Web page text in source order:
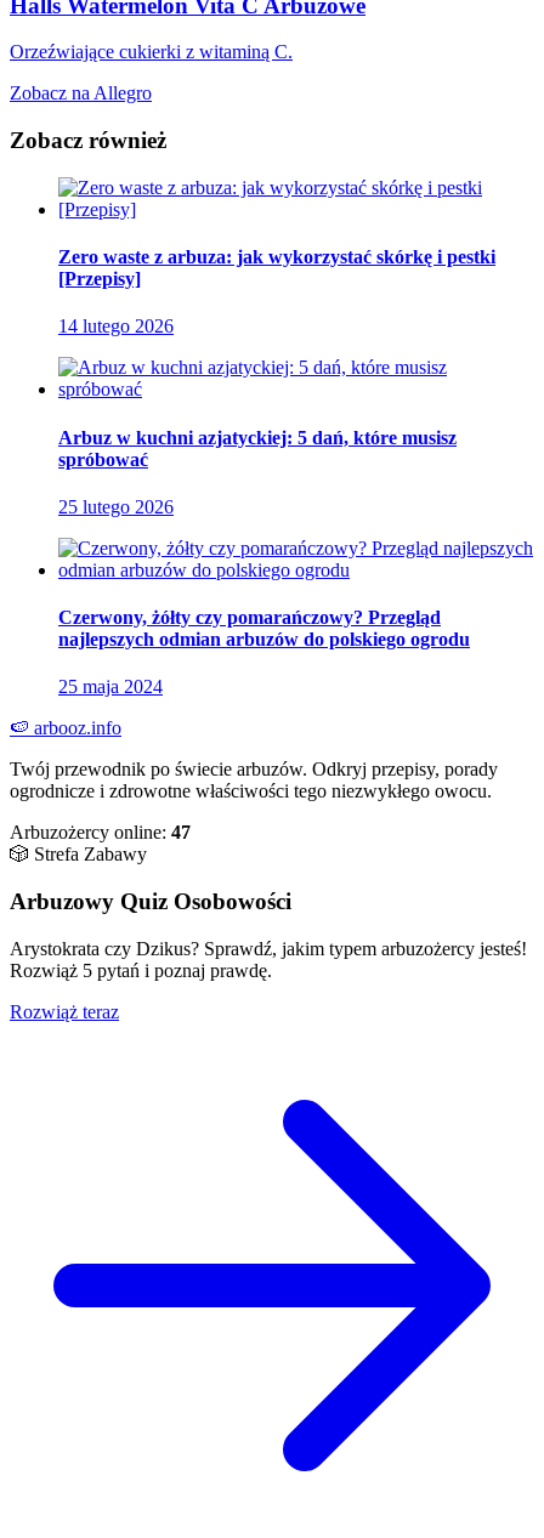
Orzeźwiające cukierki z witaminą C.
Zobacz na Allegro
Zobacz również
Zero waste z arbuza: jak wykorzystać skórkę i pestki
[Przepisy]
14 lutego 2026
Arbuz w kuchni azjatyckiej: 5 dań, które musisz
spróbować
25 lutego 2026
Czerwony, żółty czy pomarańczowy? Przegląd
najlepszych odmian arbuzów do polskiego ogrodu
25 maja 2024
🍉 arbooz.info
Twój przewodnik po świecie arbuzów. Odkryj przepisy, porady
ogrodnicze i zdrowotne właściwości tego niezwykłego owocu.
Arbuzożercy online: 47
🎲 Strefa Zabawy
Arbuzowy Quiz Osobowości
Arystokrata czy Dzikus? Sprawdź, jakim typem arbuzożercy jesteś!
Rozwiąż 5 pytań i poznaj prawdę.
Rozwiąż teraz